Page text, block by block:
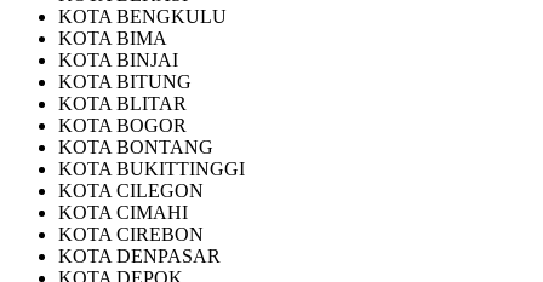
KOTA BENGKULU
KOTA BIMA
KOTA BINJAI
KOTA BITUNG
KOTA BLITAR
KOTA BOGOR
KOTA BONTANG
KOTA BUKITTINGGI
KOTA CILEGON
KOTA CIMAHI
KOTA CIREBON
KOTA DENPASAR
KOTA DEPOK